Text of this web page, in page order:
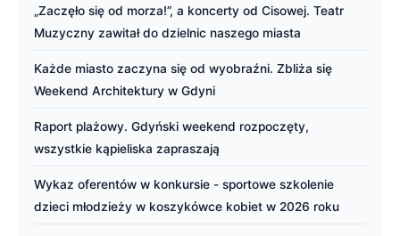
„Zaczęło się od morza!”, a koncerty od Cisowej. Teatr
Muzyczny zawitał do dzielnic naszego miasta
Każde miasto zaczyna się od wyobraźni. Zbliża się
Weekend Architektury w Gdyni
Raport plażowy. Gdyński weekend rozpoczęty,
wszystkie kąpieliska zapraszają
Wykaz oferentów w konkursie - sportowe szkolenie
dzieci młodzieży w koszykówce kobiet w 2026 roku